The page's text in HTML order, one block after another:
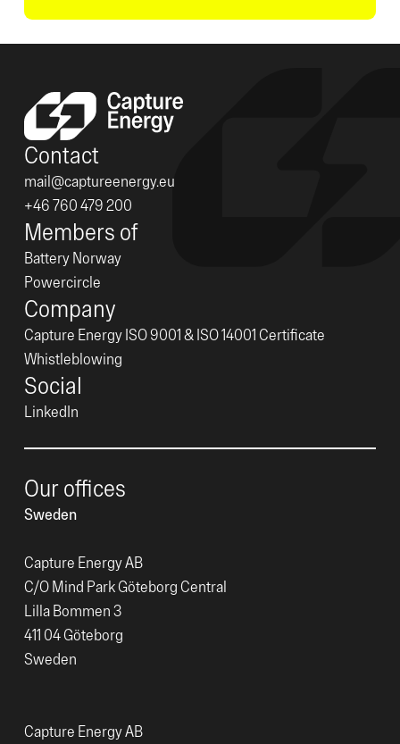
Contact
mail@captureenergy.eu
+46 760 479 200
Members of
Battery Norway
Powercircle
Company
Capture Energy ISO 9001 & ISO 14001 Certificate
Whistleblowing
Social
LinkedIn
Our offices
Sweden
Capture Energy AB
C/O Mind Park Göteborg Central
Lilla Bommen 3
411 04 Göteborg
Sweden
Capture Energy AB